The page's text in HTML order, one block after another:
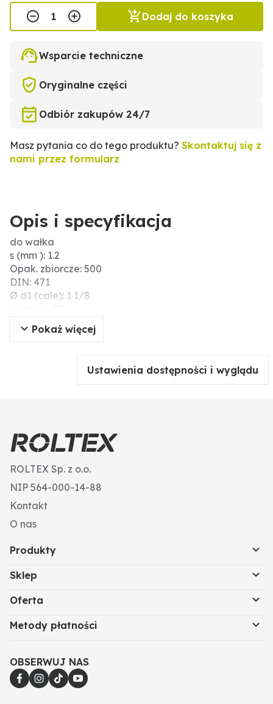
Dodaj do koszyka
Wsparcie techniczne
Oryginalne części
Odbiór zakupów 24/7
Masz pytania co do tego produktu? Skontaktuj się z
nami przez formularz
Opis i specyfikacja
do wałka
s (mm ): 1.2
Opak. zbiorcze: 500
DIN: 471
Ø d1 (cale): 1 1/8
Pokaż więcej
Ustawienia dostępności i wyglądu
ROLTEX Sp. z o.o.
NIP 564-000-14-88
Kontakt
O nas
Produkty
Sklep
Oferta
Metody płatności
OBSERWUJ NAS